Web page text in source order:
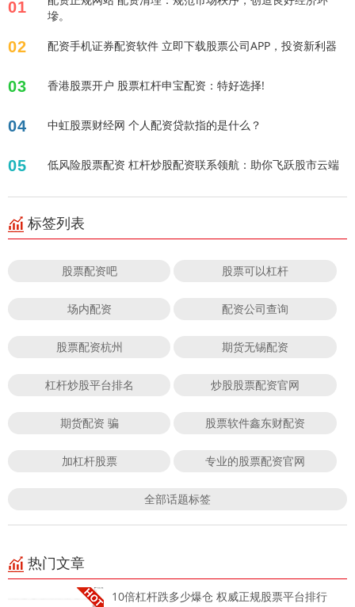
01
墋。
02 配资手机证券配资软件 立即下载股票公司APP，投资新利器
03 香港股票开户 股票杠杆申宝配资：特好选择!
04 中虹股票财经网 个人配资贷款指的是什么？
05 低风险股票配资 杠杆炒股配资联系领航：助你飞跃股市云端
标签列表
股票配资吧 股票可以杠杆
场内配资 配资公司查询
股票配资杭州 期货无锡配资
杠杆炒股平台排名 炒股股票配资官网
期货配资 骗 股票软件鑫东财配资
加杠杆股票 专业的股票配资官网
全部话题标签
热门文章
10倍杠杆跌多少爆仓 权威正规股票平台排行